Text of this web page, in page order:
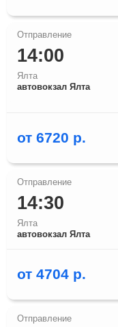
14:00
Ялта
автовокзал Ялта
от 6720 р.
14:30
Ялта
автовокзал Ялта
от 4704 р.